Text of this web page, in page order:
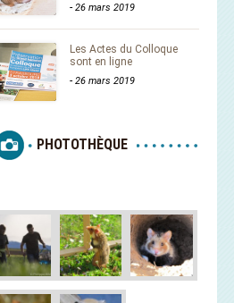
- 26 mars 2019
Les Actes du Colloque
sont en ligne
- 26 mars 2019
PHOTOTHÈQUE